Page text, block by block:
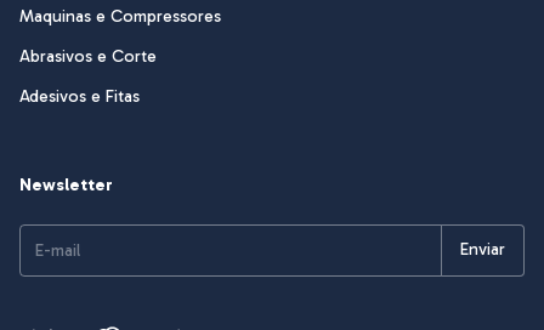
Maquinas e Compressores
Abrasivos e Corte
Adesivos e Fitas
Newsletter